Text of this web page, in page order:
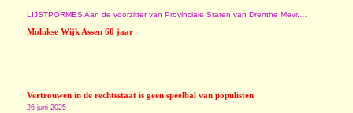
LIJSTPORMES Aan de voorzitter van Provinciale Staten van Drenthe Mevr.…
Molukse Wijk Assen 60 jaar
Vertrouwen in de rechtsstaat is geen speelbal van populisten
26 juni 2025